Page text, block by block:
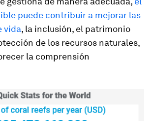
puede contribuir a mejorar las
vida, la inclusión, el patrimonio
de los recursos naturales,
la comprensión